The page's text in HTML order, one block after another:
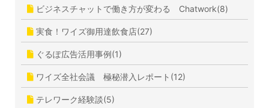
ビジネスチャットで働き方が変わる Chatwork(8)
実食！ワイズ御用達飲食店(27)
ぐるぽ広告活用事例(1)
ワイズ全社会議 極秘潜入レポート(12)
テレワーク経験談(5)